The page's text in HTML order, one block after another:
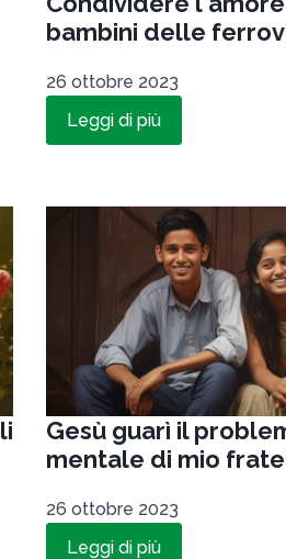
bambini delle
26 ottobre 2023
Leggi di più
Gesù guarì il
mentale di mio
26 ottobre 2023
Leggi di più